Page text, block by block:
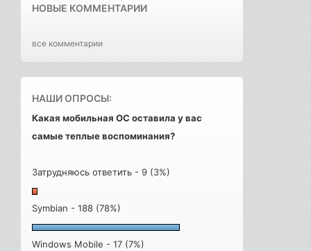
НОВЫЕ КОММЕНТАРИИ
все комментарии
НАШИ ОПРОСЫ:
Какая мобильная ОС оставила у вас
самые теплые воспоминания?
Затрудняюсь ответить - 9 (3%)
Symbian - 188 (78%)
Windows Mobile - 17 (7%)